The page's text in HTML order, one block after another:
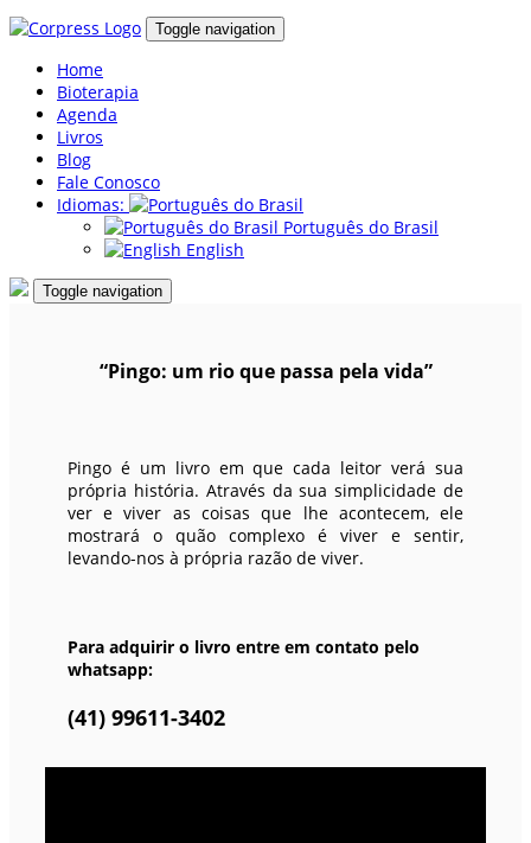
Toggle navigation
Home
Bioterapia
Agenda
Livros
Blog
Fale Conosco
Idiomas:
Português do Brasil
English
Toggle navigation
“Pingo: um rio que passa pela vida”
Pingo é um livro em que cada leitor verá sua
própria história. Através da sua simplicidade de
ver e viver as coisas que lhe acontecem, ele
mostrará o quão complexo é viver e sentir,
levando-nos à própria razão de viver.
Para adquirir o livro entre em contato pelo
whatsapp:
(41) 99611-3402